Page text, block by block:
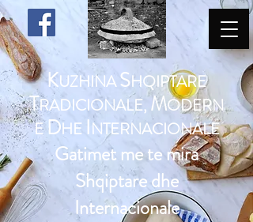
KUZHINASHQIPTARE
TRADICIONALE, MODERN
EDHE INTERNACIONALE
Gatimet me te mira
Shqiptare dhe
Internacionale